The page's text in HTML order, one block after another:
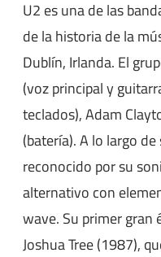
U2 es una de las
de la historia de la
Dublín, Irlanda. El
(voz principal y
teclados), Adam
(batería). A lo largo
reconocido por su
alternativo con
wave. Su primer gran
Joshua Tree (1987),